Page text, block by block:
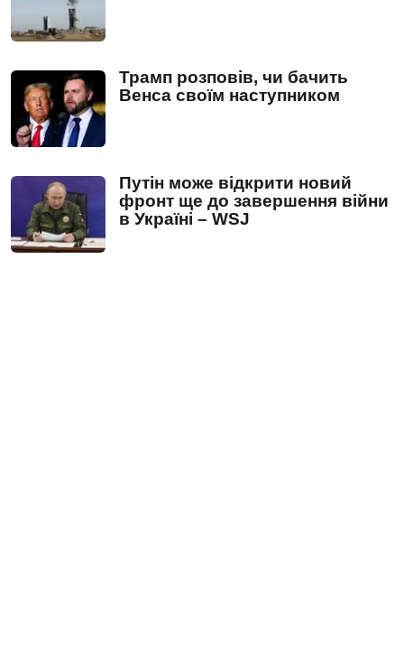
Трамп розповів, чи бачить
Венса своїм наступником
Путін може відкрити новий
фронт ще до завершення війни
в Україні – WSJ